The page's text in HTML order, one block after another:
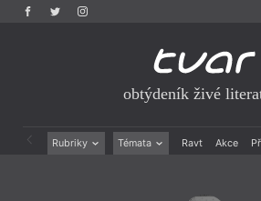
obtýdeník živé
Rubriky Témata Ravt Akce